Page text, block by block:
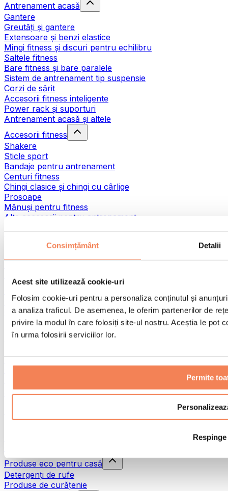
Consimțământ Detalii
Acest site utilizează cookie-uri
Folosim cookie-uri pentru a personaliza conținutul și
a analiza traficul. De asemenea, le oferim partenerilor de
privire la modul în care folosiți site-ul nostru. Aceștia le pot
în urma folosirii serviciilor lor.
Permite
Respinge
Antrenament acasă
Gantere
Greutăți și gantere
Extensoare și benzi elastice
Mingi fitness și discuri pentru echilibru
Saltele fitness
Bare fitness și bare paralele
Sistem de antrenament tip suspensie
Corzi de sărit
Accesorii fitness inteligente
Power rack și suporturi
Antrenament acasă și altele
Accesorii fitness
Shakere
Sticle sport
Bandaje pentru antrenament
Centuri fitness
Chingi clasice și chingi cu cârlige
Prosoape
Mănuși pentru fitness
Alte accesorii pentru antrenament
Ajutoare pentru reabilitare
Pistoale de masaj
Genți și accesorii pentru alimente
Genți pentru sala de sport
Rucsacuri
Accesorii în funcție de activitate
Sporturi de contact
Terapie prin frig
Produse eco pentru casă
Detergenți de rufe
Produse de curățenie